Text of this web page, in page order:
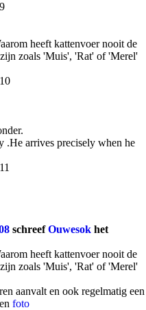
heeft kattenvoer nooit de
zoals 'Muis', 'Rat' of 'Merel'
.He arrives precisely when he
schreefOuwesok het
heeft kattenvoer nooit de
zoals 'Muis', 'Rat' of 'Merel'
aanvalt en ook regelmatig een
foto